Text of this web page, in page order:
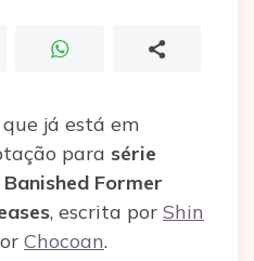
já está em
para série
Banished Former
, escrita por Shin
Chocoan.